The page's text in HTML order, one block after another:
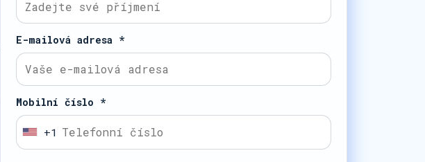
E-mailová adresa *
Mobilní číslo *
U +1